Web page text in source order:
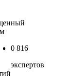
0 816
экспертов